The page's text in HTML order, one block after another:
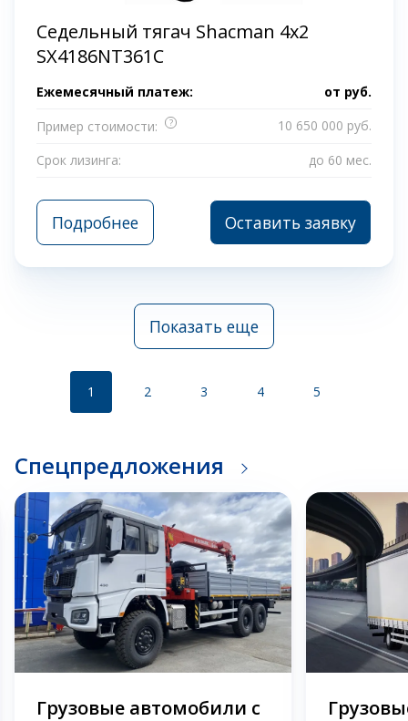
Седельный тягач Shacman 4х2
SX4186NT361C
Ежемесячный платеж: от руб.
Пример стоимости:
?
10 650 000 руб.
Срок лизинга:
до 60 мес.
Подробнее Оставить заявку
Показать еще
1 2 3 4 5
Спецпредложения
Грузовые автомобили с